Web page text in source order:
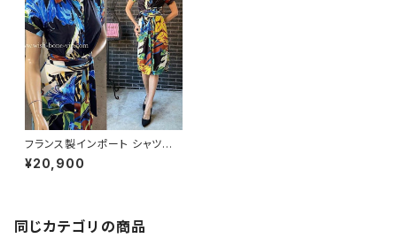
フランス製インポート シャツワ
ンピース｜FIFILLES de PARI
S フィフィーユ・パリ ワンピース
¥20,900
同じカテゴリの商品